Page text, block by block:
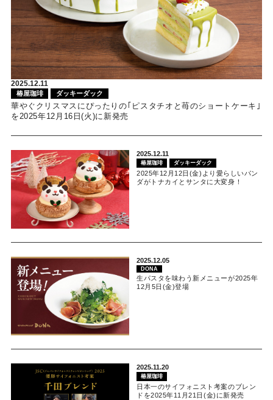
2025.12.11
椿屋珈琲 ダッキーダック
華やぐクリスマスにぴったりの｢ピスタチオと苺のショートケーキ｣
を2025年12月16日(火)に新発売
2025.12.11
椿屋珈琲 ダッキーダック
2025年12月12日(金)より愛らしいパン
ダがトナカイとサンタに大変身！
2025.12.05
DONA
生パスタを味わう新メニューが2025年
12月5日(金)登場
2025.11.20
椿屋珈琲
日本一のサイフォニスト考案のブレン
ドを2025年11月21日(金)に新発売